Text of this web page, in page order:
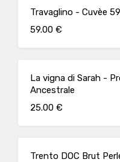
Travaglino - Cuvèe 59
59.00 €
La vigna di Sarah -
Ancestrale
25.00 €
Trento DOC Brut